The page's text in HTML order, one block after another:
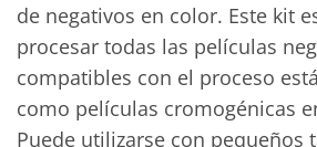
de negativos en color. Este kit
procesar todas las películas
compatibles con el proceso
como películas cromogénicas
Puede utilizarse con pequeños